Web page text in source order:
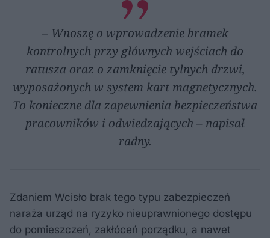
– Wnoszę o wprowadzenie bramek
kontrolnych przy głównych wejściach do
ratusza oraz o zamknięcie tylnych drzwi,
wyposażonych w system kart magnetycznych.
To konieczne dla zapewnienia bezpieczeństwa
pracowników i odwiedzających – napisał
radny.
Zdaniem Wcisło brak tego typu zabezpieczeń
naraża urząd na ryzyko nieuprawnionego dostępu
do pomieszczeń, zakłóceń porządku, a nawet